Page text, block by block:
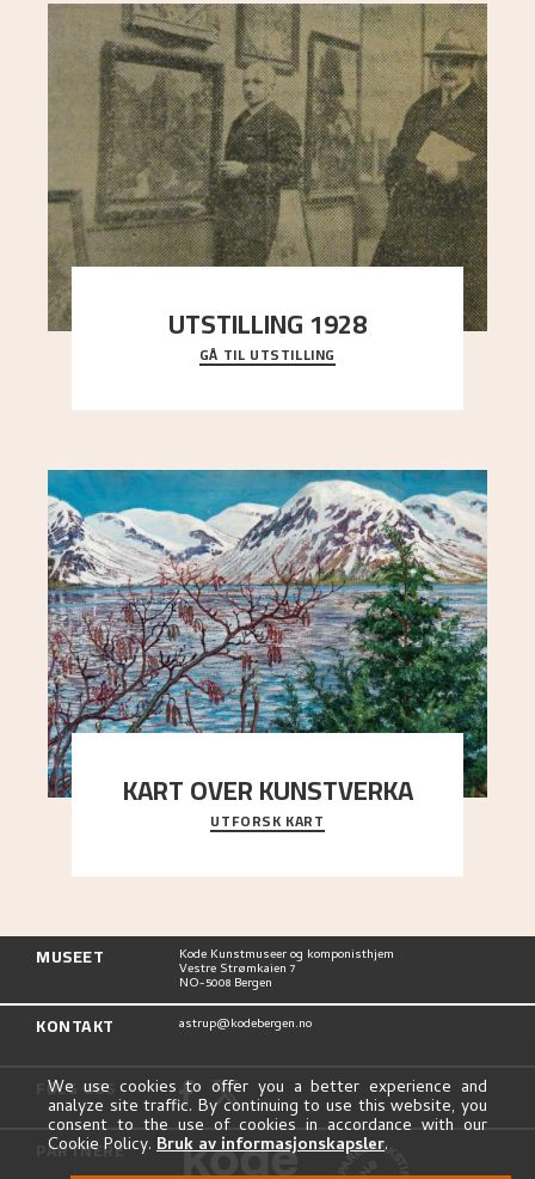
UTSTILLING 1928
Då Astrup døydde i 1928, tok vennene Moritz
Kaland og Simon Thorbjørnsen initiativ til å
GÅ TIL UTSTILLING
KART OVER KUNSTVERKA
Utforsk stedene og utsiktene i Astrups malerier
UTFORSK KART
MUSEET Kode Kunstmuseer og komponisthjem
Vestre Strømkaien 7
NO-5008 Bergen
KONTAKT astrup@kodebergen.no
FØLG OSS
PARTNERE
We use cookies to offer you a better experience and
analyze site traffic. By continuing to use this website, you
consent to the use of cookies in accordance with our
Cookie Policy. Bruk av informasjonskapsler.